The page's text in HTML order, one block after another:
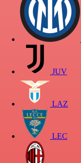
JUV
LAZ
LEC